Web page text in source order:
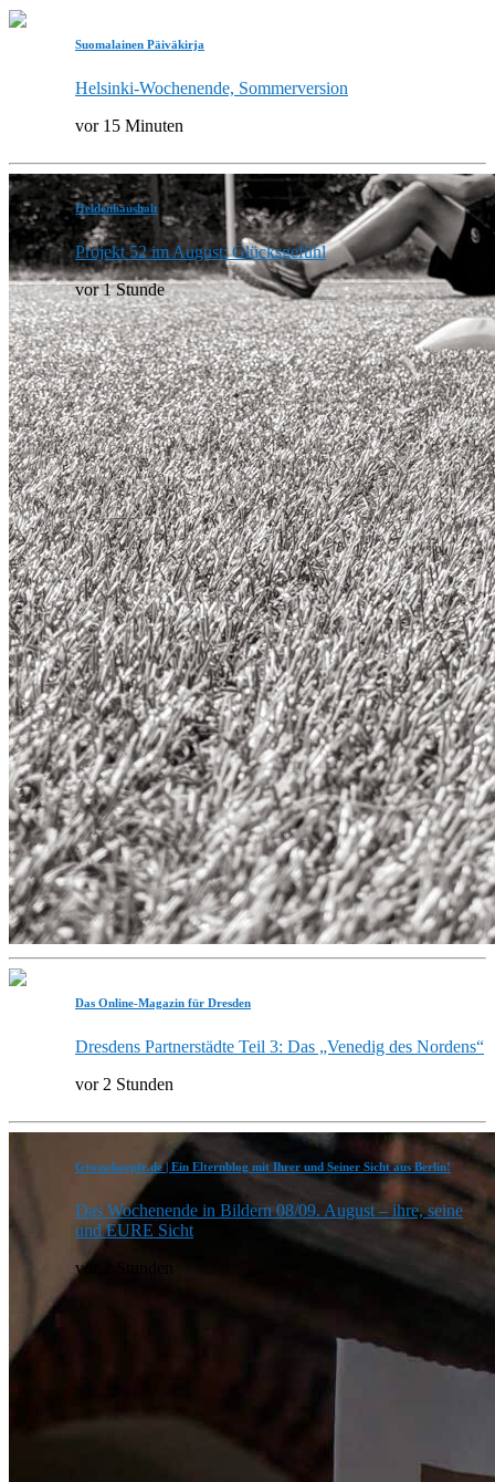
Suomalainen Päiväkirja
Helsinki-Wochenende, Sommerversion
vor 15 Minuten
Heldenhaushalt
Projekt 52 im August: Glücksgefühl
vor 1 Stunde
Das Online-Magazin für Dresden
Dresdens Partnerstädte Teil 3: Das „Venedig des Nordens“
vor 2 Stunden
Grossekoepfe.de | Ein Elternblog mit Ihrer und Seiner Sicht aus Berlin!
Das Wochenende in Bildern 08/09. August – ihre, seine
und EURE Sicht
vor 2 Stunden